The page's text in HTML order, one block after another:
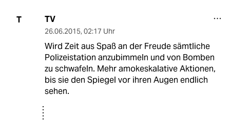
T TV
26.06.2015, 02:17 Uhr
Wird Zeit aus Spaß an der Freude sämtliche
Polizeistation anzubimmeln und von Bomben
zu schwafeln. Mehr amokeskalative Aktionen,
bis sie den Spiegel vor ihren Augen endlich
sehen.